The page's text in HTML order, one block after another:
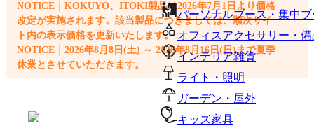
パーソナルブース・集中
オフィスアクセサリー・備
インテリア雑貨
ライト・照明
ガーデン・屋外
キッズ家具
NOTICE｜KOKUYO、ITOKI製品は2026年7月1日より価格
改定が実施されます。該当製品につきましては、順次サイ
ト内の表示価格を更新いたします。
NOTICE｜2026年8月8日(土) ～ 2026年8月16日(日)まで夏季
休業とさせていただきます。